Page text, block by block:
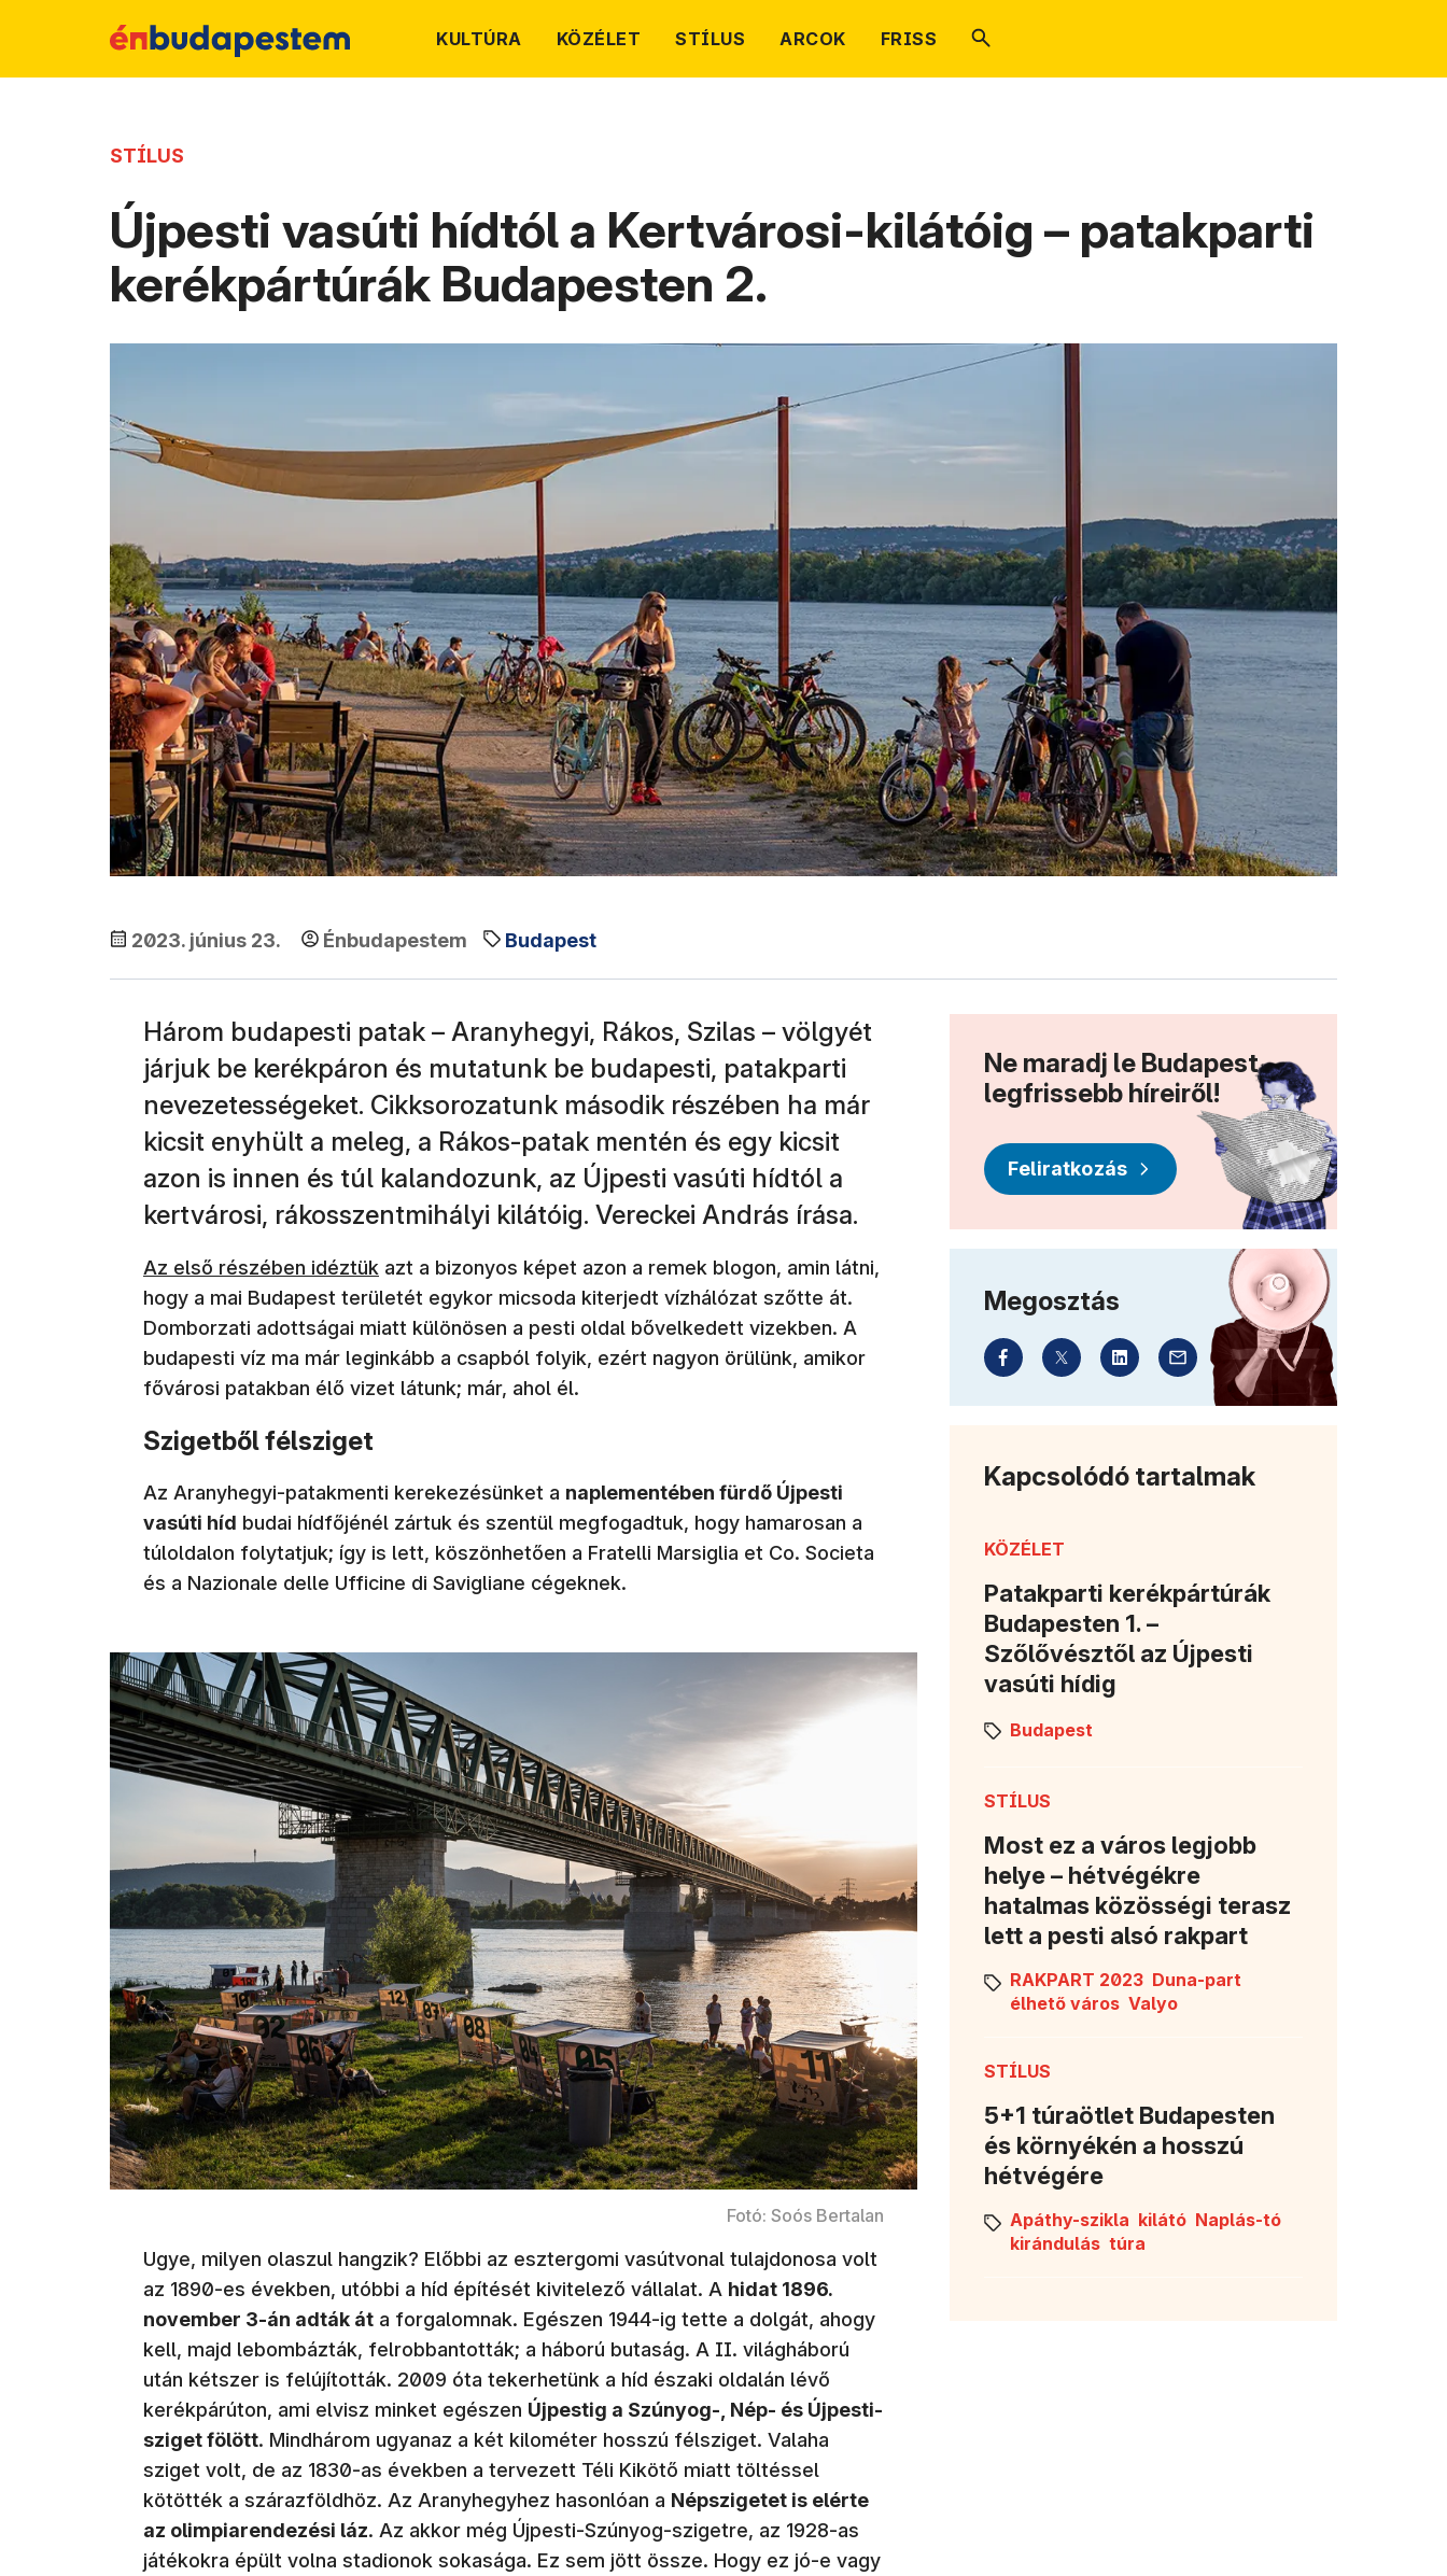
KULTÚRA KÖZÉLET STÍLUS ARCOK FRISS
STÍLUS
Újpesti vasúti hídtól a Kertvárosi-kilátóig – patakparti
kerékpártúrák Budapesten 2.
2023. június 23. Énbudapestem Budapest
Három budapesti patak – Aranyhegyi, Rákos, Szilas – völgyét
járjuk be kerékpáron és mutatunk be budapesti, patakparti
nevezetességeket. Cikksorozatunk második részében ha már
kicsit enyhült a meleg, a Rákos-patak mentén és egy kicsit
azon is innen és túl kalandozunk, az Újpesti vasúti hídtól a
kertvárosi, rákosszentmihályi kilátóig. Vereckei András írása.
Az első részében idéztük azt a bizonyos képet azon a remek blogon, amin látni,
hogy a mai Budapest területét egykor micsoda kiterjedt vízhálózat szőtte át.
Domborzati adottságai miatt különösen a pesti oldal bővelkedett vizekben. A
budapesti víz ma már leginkább a csapból folyik, ezért nagyon örülünk, amikor
fővárosi patakban élő vizet látunk; már, ahol él.
Szigetből félsziget
Az Aranyhegyi-patakmenti kerekezésünket a naplementében fürdő Újpesti
vasúti híd budai hídfőjénél zártuk és szentül megfogadtuk, hogy hamarosan a
túloldalon folytatjuk; így is lett, köszönhetően a Fratelli Marsiglia et Co. Societa
és a Nazionale delle Ufficine di Savigliane cégeknek.
Fotó: Soós Bertalan
Ugye, milyen olaszul hangzik? Előbbi az esztergomi vasútvonal tulajdonosa volt
az 1890-es években, utóbbi a híd építését kivitelező vállalat. A hidat 1896.
november 3-án adták át a forgalomnak. Egészen 1944-ig tette a dolgát, ahogy
kell, majd lebombázták, felrobbantották; a háború butaság. A II. világháború
után kétszer is felújították. 2009 óta tekerhetünk a híd északi oldalán lévő
kerékpárúton, ami elvisz minket egészen Újpestig a Szúnyog-, Nép- és Újpesti-
sziget fölött. Mindhárom ugyanaz a két kilométer hosszú félsziget. Valaha
sziget volt, de az 1830-as években a tervezett Téli Kikötő miatt töltéssel
kötötték a szárazföldhöz. Az Aranyhegyhez hasonlóan a Népszigetet is elérte
az olimpiarendezési láz. Az akkor még Újpesti-Szúnyog-szigetre, az 1928-as
játékokra épült volna stadionok sokasága. Ez sem jött össze. Hogy ez jó-e vagy
Ne maradj le Budapest
legfrissebb híreiről!
Feliratkozás
Megosztás
Kapcsolódó tartalmak
KÖZÉLET
Patakparti kerékpártúrák
Budapesten 1. –
Szőlővésztől az Újpesti
vasúti hídig
Budapest
STÍLUS
Most ez a város legjobb
helye – hétvégékre
hatalmas közösségi terasz
lett a pesti alsó rakpart
RAKPART 2023 Duna-part
élhető város Valyo
STÍLUS
5+1 túraötlet Budapesten
és környékén a hosszú
hétvégére
Apáthy-szikla kilátó Naplás-tó
kirándulás túra